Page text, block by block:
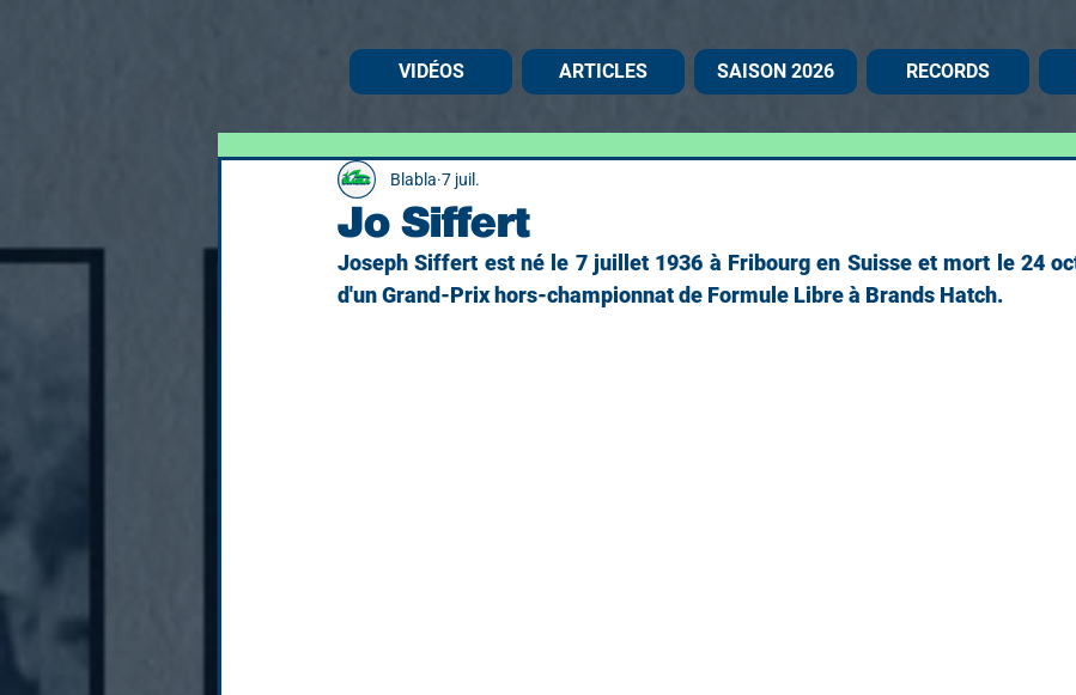
VIDÉOS ARTICLES SAISON 2026 RECORDS
Jo Siffert
Blabla 7 juil.
Joseph Siffert est né le 7 juillet 1936 à Fribourg en Suisse et mort le 24
d'un Grand-Prix hors-championnat de Formule Libre à Brands Hatch.